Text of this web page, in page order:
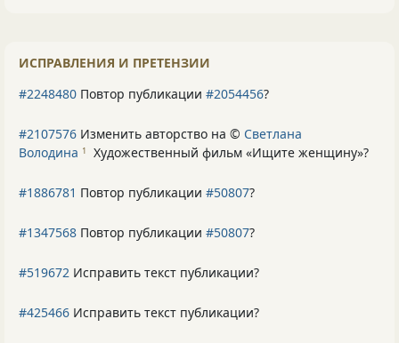
ИСПРАВЛЕНИЯ И ПРЕТЕНЗИИ
#2248480 Повтор публикации #2054456?
#2107576 Изменить авторство на © Светлана
Володина 1 Художественный фильм «Ищите женщину»?
#1886781 Повтор публикации #50807?
#1347568 Повтор публикации #50807?
#519672 Исправить текст публикации?
#425466 Исправить текст публикации?